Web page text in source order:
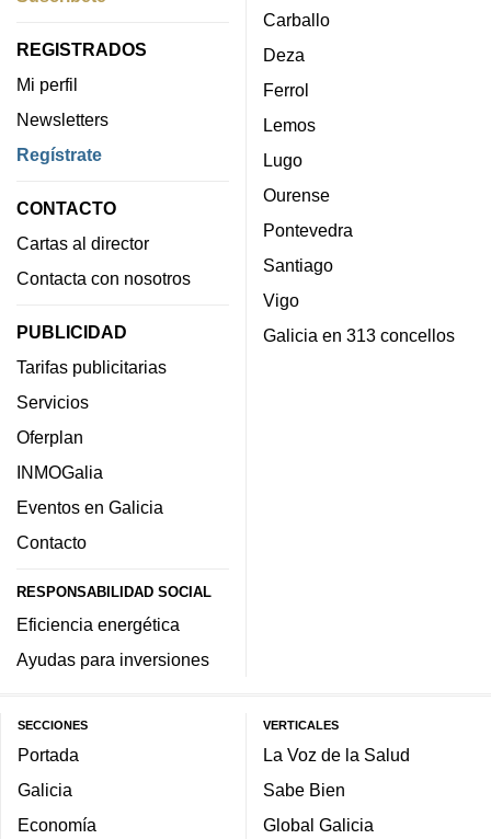
REGISTRADOS
Mi perfil
Newsletters
Regístrate
CONTACTO
Cartas al director
Contacta con nosotros
PUBLICIDAD
Tarifas publicitarias
Servicios
Oferplan
INMOGalia
Eventos en Galicia
Contacto
RESPONSABILIDAD SOCIAL
Eficiencia energética
Ayudas para inversiones
Carballo
Deza
Ferrol
Lemos
Lugo
Ourense
Pontevedra
Santiago
Vigo
Galicia en 313 concellos
SECCIONES
Portada
Galicia
Economía
VERTICALES
La Voz de la Salud
Sabe Bien
Global Galicia